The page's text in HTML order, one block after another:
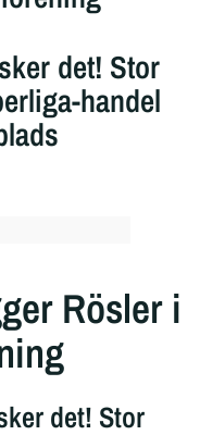
det! Stor
handel
Rösler i
det! Stor